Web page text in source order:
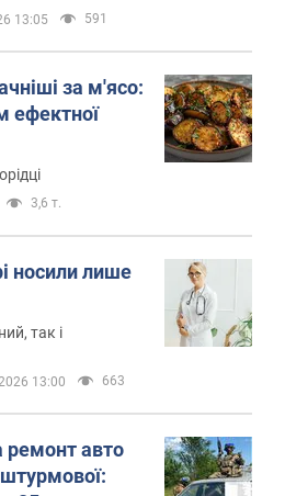
13:05 591
за м'ясо:
ефектної
3,6 т.
носили лише
так і
13:00 663
ремонт авто
штурмової: